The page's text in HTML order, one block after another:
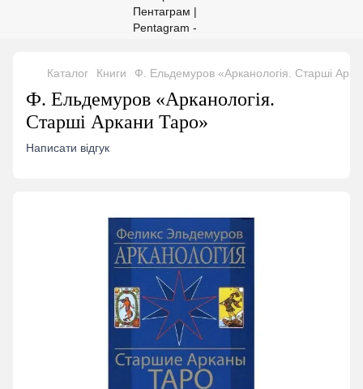
Каталог Книги Ф. Ельдемуров «Арканологія. Старші
Ф. Ельдемуров «Арканологія.
Старші Аркани Таро»
Написати відгук